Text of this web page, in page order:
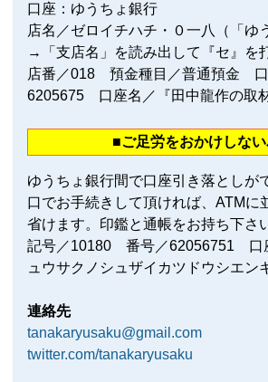
口座：ゆうちょ銀行
店名／ゼロイチハチ・０一八（「ゆ
→「支店名」を読み出して『セ』を
店番／018 預金種目／普通預金 口
6205675 口座名／『田中龍作の取
■ご足労をおかけしな
ゆうちょ銀行間で口座引き落としが
口でお手続きして頂ければ、ATMに
省けます。印鑑と通帳をお持ち下さ
記号／10180 番号／62056751 口
ュウサクノシュザイカツドウシエン
連絡先
tanakaryusaku@gmail.com
twitter.com/tanakaryusaku